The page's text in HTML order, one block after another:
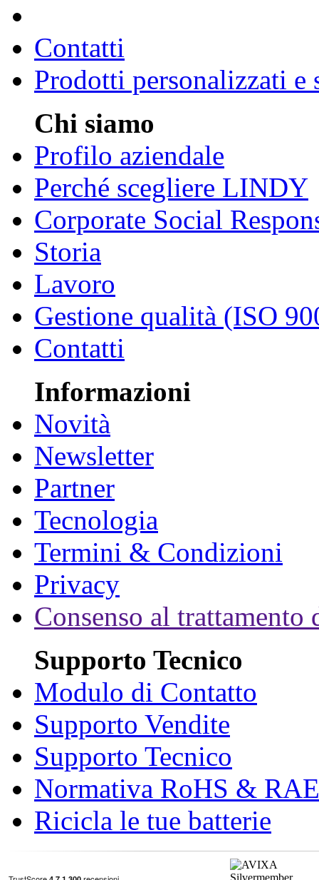
Contatti
Prodotti personalizzati e
Chi siamo
Profilo aziendale
Perché scegliere LINDY
Corporate Social
Storia
Lavoro
Gestione qualità (ISO
Contatti
Informazioni
Novità
Newsletter
Partner
Tecnologia
Termini & Condizioni
Privacy
Consenso al trattamento
Supporto Tecnico
Modulo di Contatto
Supporto Vendite
Supporto Tecnico
Normativa RoHS &
Ricicla le tue batterie